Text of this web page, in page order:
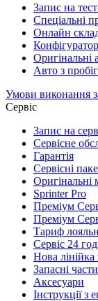
Запис на
Спеціальні
Онлайн
Конфігуратор
Оригінальні
Авто з
Умови виконання
Сервіс
Запис на
Сервісне
Гарантія
Сервісні
Оригінальні
Sprinter Pro
Преміум
Преміум
Тариф
Сервіс 24
Нова лінійка
Запасні
Аксесуари
Інструкції з